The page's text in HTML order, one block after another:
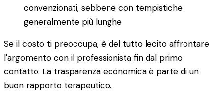
convenzionati, sebbene con tempistiche
generalmente più lunghe
Se il costo ti preoccupa, è del tutto lecito affrontare
l'argomento con il professionista fin dal primo
contatto. La trasparenza economica è parte di un
buon rapporto terapeutico.